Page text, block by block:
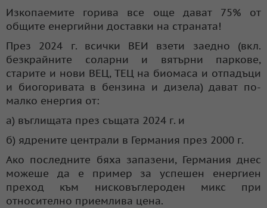
Изкопаемите горива все още дават 75% от
общите енергийни доставки на страната!
През 2024 г. всички ВЕИ взети заедно (вкл.
безкрайните соларни и вятърни паркове,
старите и нови ВЕЦ, ТЕЦ на биомаса и отпадъци
и биогоривата в бензина и дизела) дават по-
малко енергия от:
а) въглищата през същата 2024 г. и
б) ядрените централи в Германия през 2000 г.
Ако последните бяха запазени, Германия днес
можеше да е пример за успешен енергиен
преход към нисковъглероден микс при
относително приемлива цена.